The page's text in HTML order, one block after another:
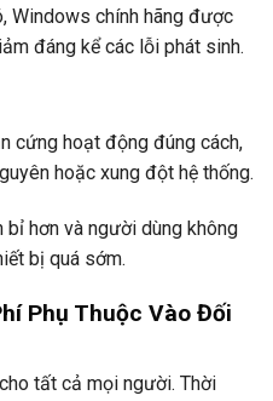
Windows chính hãng được
đáng kể các lỗi phát sinh.
cứng hoạt động đúng cách,
hoặc xung đột hệ thống.
bỉ hơn và người dùng không
bị quá sớm.
Phụ Thuộc Vào Đối
tất cả mọi người. Thời